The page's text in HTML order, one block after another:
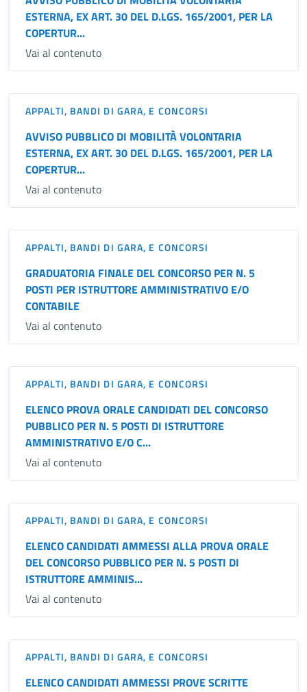
ESTERNA, EX ART. 30 DEL D.LGS. 165/2001, PER LA
COPERTUR...
Vai al contenuto
APPALTI, BANDI DI GARA, E CONCORSI
AVVISO PUBBLICO DI MOBILITÀ VOLONTARIA
ESTERNA, EX ART. 30 DEL D.LGS. 165/2001, PER LA
COPERTUR...
Vai al contenuto
APPALTI, BANDI DI GARA, E CONCORSI
GRADUATORIA FINALE DEL CONCORSO PER N. 5
POSTI PER ISTRUTTORE AMMINISTRATIVO E/O
CONTABILE
Vai al contenuto
APPALTI, BANDI DI GARA, E CONCORSI
ELENCO PROVA ORALE CANDIDATI DEL CONCORSO
PUBBLICO PER N. 5 POSTI DI ISTRUTTORE
AMMINISTRATIVO E/O C...
Vai al contenuto
APPALTI, BANDI DI GARA, E CONCORSI
ELENCO CANDIDATI AMMESSI ALLA PROVA ORALE
DEL CONCORSO PUBBLICO PER N. 5 POSTI DI
ISTRUTTORE AMMINIS...
Vai al contenuto
APPALTI, BANDI DI GARA, E CONCORSI
ELENCO CANDIDATI AMMESSI PROVE SCRITTE